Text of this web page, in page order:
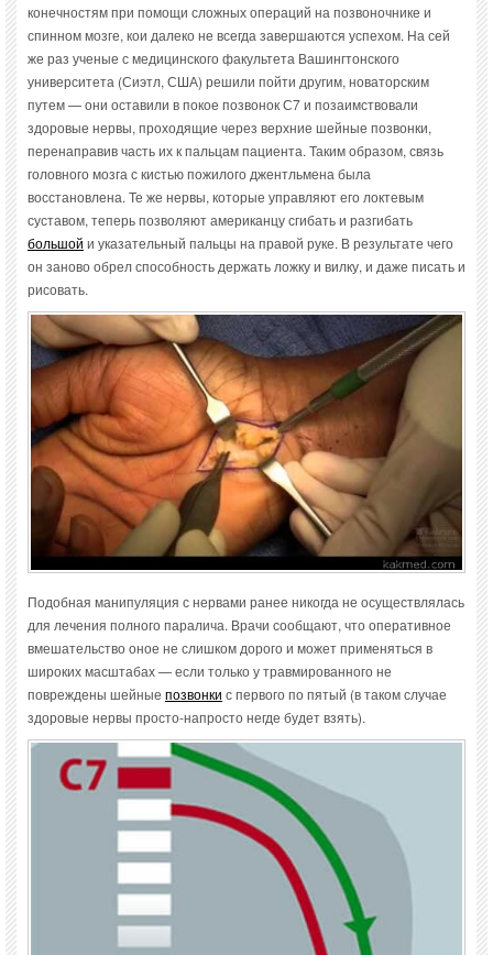
конечностям при помощи сложных операций на позвоночнике и
спинном мозге, кои далеко не всегда завершаются успехом. На сей
же раз ученые с медицинского факультета Вашингтонского
университета (Сиэтл, США) решили пойти другим, новаторским
путем — они оставили в покое позвонок С7 и позаимствовали
здоровые нервы, проходящие через верхние шейные позвонки,
перенаправив часть их к пальцам пациента. Таким образом, связь
головного мозга с кистью пожилого джентльмена была
восстановлена. Те же нервы, которые управляют его локтевым
суставом, теперь позволяют американцу сгибать и разгибать
большой и указательный пальцы на правой руке. В результате чего
он заново обрел способность держать ложку и вилку, и даже писать и
рисовать.
Подобная манипуляция с нервами ранее никогда не осуществлялась
для лечения полного паралича. Врачи сообщают, что оперативное
вмешательство оное не слишком дорого и может применяться в
широких масштабах — если только у травмированного не
повреждены шейные позвонки с первого по пятый (в таком случае
здоровые нервы просто-напросто негде будет взять).